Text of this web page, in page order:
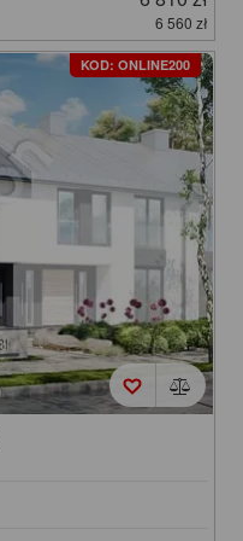
6 560 zł
KOD: ONLINE200